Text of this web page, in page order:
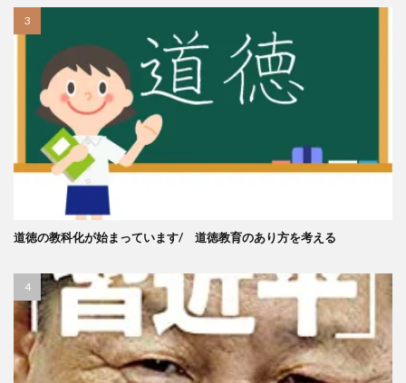
道徳の教科化が始まっています/ 道徳教育のあり方を考える